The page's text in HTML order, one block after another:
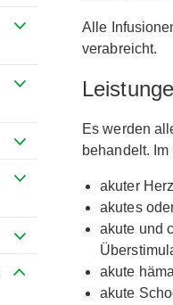
Alle
verabreicht.
Es werden
behandelt.
akuter
akutes
akute und
akute
akute